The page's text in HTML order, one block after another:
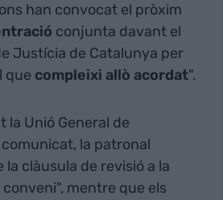
han convocat el pròxim
conjunta davant el
Justícia de Catalunya per
que compleixi allò acordat".
la Unió General de
la patronal
clàusula de revisió a la
mentre que els